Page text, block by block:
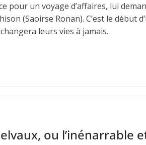
pour un voyage d’affaires, lui
(Saoirse Ronan). C’est le début
leurs vies à jamais.
ou l’inénarrable